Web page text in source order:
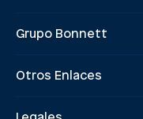
Grupo Bonnett
Otros Enlaces